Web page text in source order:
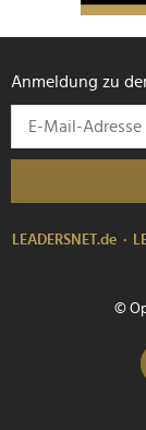
Anmeldung zu
LEADERSNET.de
©